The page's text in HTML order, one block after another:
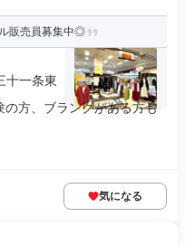
販売員募集中◎
十一条東
方、ブランクがある方も
気になる